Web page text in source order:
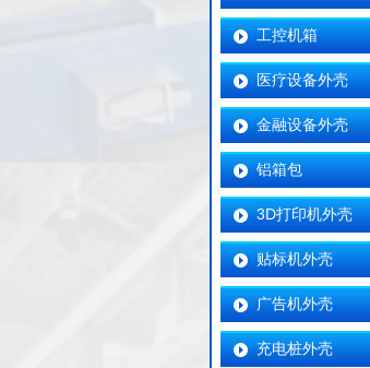
工控机箱
医疗设备外壳
金融设备外壳
铝箱包
3D打印机外壳
贴标机外壳
广告机外壳
充电桩外壳